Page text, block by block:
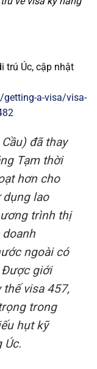
trú Úc, cập nhật
a-visa/visa-
đã thay
Tạm thời
hơn cho
lao
trình thị
ngoài có
Được giới
visa 457,
trong
hụt kỹ
Úc.